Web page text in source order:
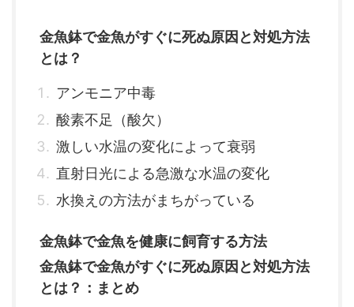
金魚鉢で金魚がすぐに死ぬ原因と対処方法
とは？
アンモニア中毒
酸素不足（酸欠）
激しい水温の変化によって衰弱
直射日光による急激な水温の変化
水換えの方法がまちがっている
金魚鉢で金魚を健康に飼育する方法
金魚鉢で金魚がすぐに死ぬ原因と対処方法
とは？：まとめ